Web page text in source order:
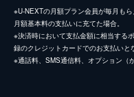
※U-NEXTの月額プラン会員が毎月も
月額基本料の支払いに充てた場合。
※決済時において支払金額に相当する
録のクレジットカードでのお支払いと
※通話料、SMS通信料、オプション（